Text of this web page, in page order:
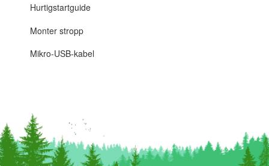
Hurtigstartguide
Monter stropp
Mikro-USB-kabel